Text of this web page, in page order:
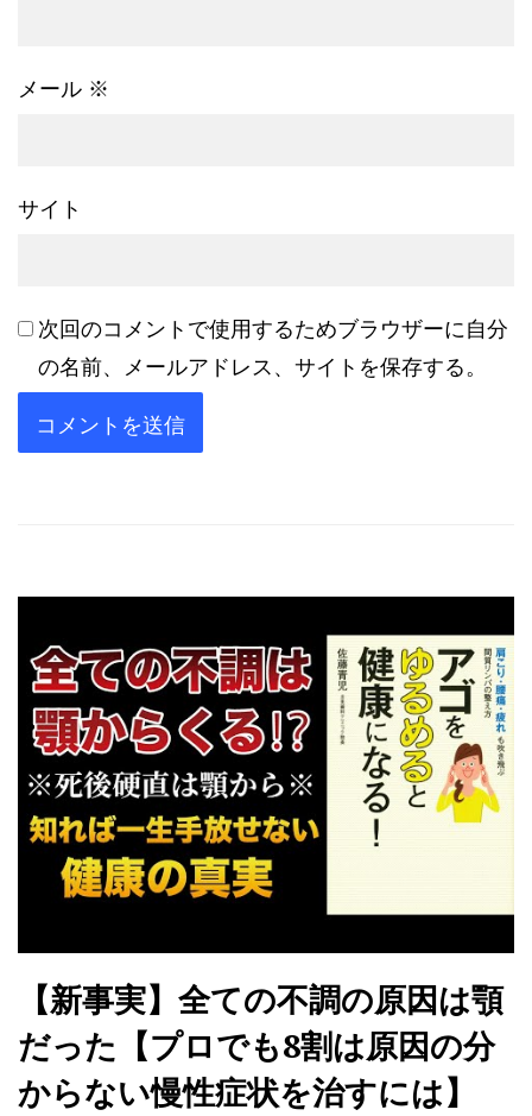
メール ※
サイト
次回のコメントで使用するためブラウザーに自分
の名前、メールアドレス、サイトを保存する。
【新事実】全ての不調の原因は顎
だった【プロでも8割は原因の分
からない慢性症状を治すには】